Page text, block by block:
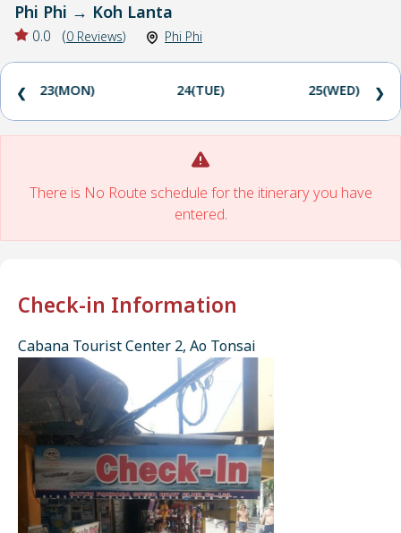
Phi Phi → Koh Lanta
0.0 (0 Reviews) Phi Phi
23(MON) 24(TUE) 25(WED)
❮ ❯
There is No Route schedule for the itinerary you have
entered.
Check-in Information
Cabana Tourist Center 2, Ao Tonsai